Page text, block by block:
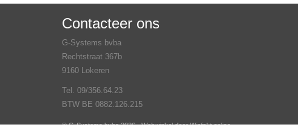
Contacteer ons
G-Systems bvba
Rechtstraat 367b
9160 Lokeren
Tel. 09/356.64.23
BTW BE 0882.126.215
© G-Systems bvba 2026 - Webwinkel doorWinfakt online